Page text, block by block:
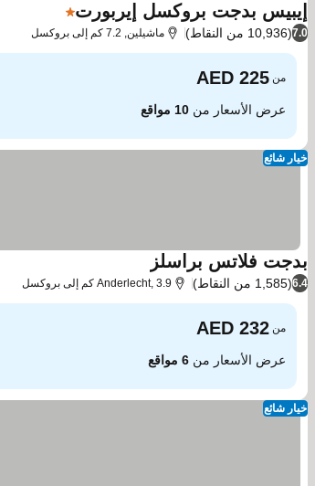
إيبيس بدجت بروكسل إيربورت1 عدد النجوم
7.0(10,936 من النقاط) ماشيلين, 7.2 كم إلى بروكسل
من
عرض الأسعار من 10 مواقع
خيار شائع
بدجت فلاتس براسلز
6.4(1,585 من النقاط) Anderlecht, 3.9 كم إلى بروكسل
من
عرض الأسعار من 6 مواقع
خيار شائع